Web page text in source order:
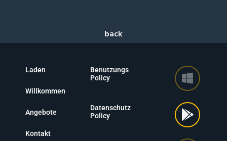
Laden
Willkommen
Angebote
Kontakt
Benutzungs
Policy
Datenschutz
Policy